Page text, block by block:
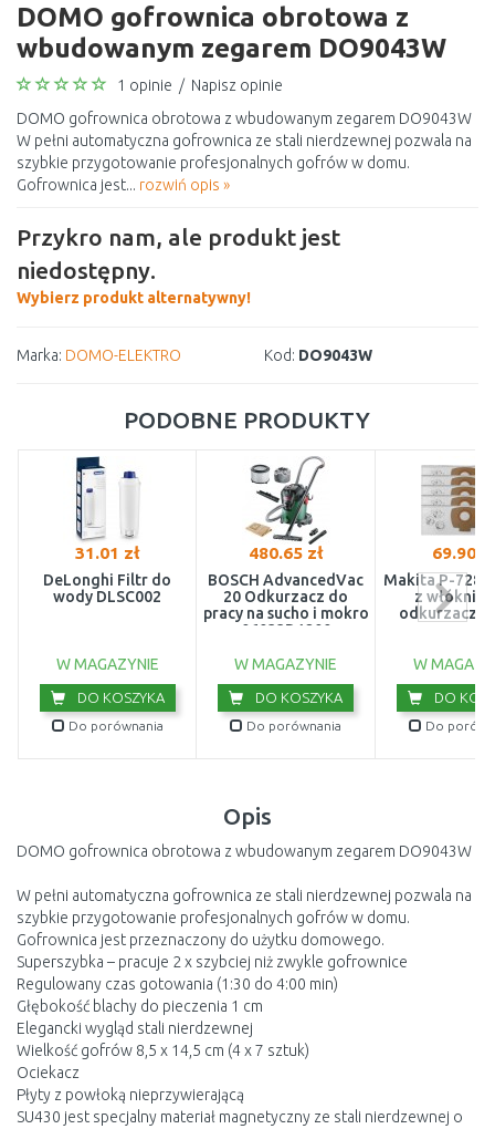
DOMO gofrownica obrotowa z
wbudowanym zegarem DO9043W
1 opinie / Napisz opinie
DOMO gofrownica obrotowa z wbudowanym zegarem DO9043W
W pełni automatyczna gofrownica ze stali nierdzewnej pozwala na
szybkie przygotowanie profesjonalnych gofrów w domu.
Gofrownica jest... rozwiń opis »
Przykro nam, ale produkt jest
niedostępny.
Wybierz produkt alternatywny!
Marka: DOMO-ELEKTRO Kod: DO9043W
PODOBNE PRODUKTY
31.01 zł
DeLonghi Filtr do
wody DLSC002
W MAGAZYNIE
DO KOSZYKA
Do porównania
480.65 zł
BOSCH AdvancedVac
20 Odkurzacz do
pracy na sucho i mokro
06033D1200
W MAGAZYNIE
DO KOSZYKA
Do porównania
69.90
Makita P-
z
odkurzacza,
W
DO
Do
Opis
DOMO gofrownica obrotowa z wbudowanym zegarem DO9043W
W pełni automatyczna gofrownica ze stali nierdzewnej pozwala na
szybkie przygotowanie profesjonalnych gofrów w domu.
Gofrownica jest przeznaczony do użytku domowego.
Superszybka – pracuje 2 x szybciej niż zwykle gofrownice
Regulowany czas gotowania (1:30 do 4:00 min)
Głębokość blachy do pieczenia 1 cm
Elegancki wygląd stali nierdzewnej
Wielkość gofrów 8,5 x 14,5 cm (4 x 7 sztuk)
Ociekacz
Płyty z powłoką nieprzywierającą
SU430 jest specjalny materiał magnetyczny ze stali nierdzewnej o